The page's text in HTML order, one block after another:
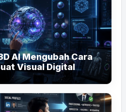
AI Mengubah Cara
Visual Digital